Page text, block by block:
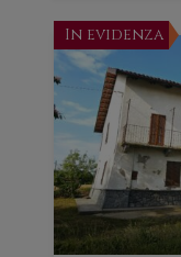
In evidenza